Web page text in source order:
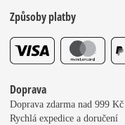
Způsoby platby
Doprava
Doprava zdarma nad 999 Kč
Rychlá expedice a doručení